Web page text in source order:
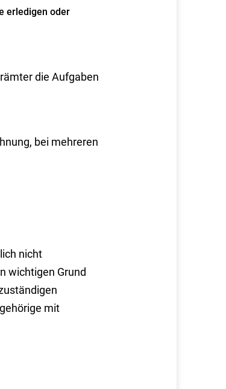
erledigen oder
die Aufgaben
bei mehreren
nicht
wichtigen Grund
mit